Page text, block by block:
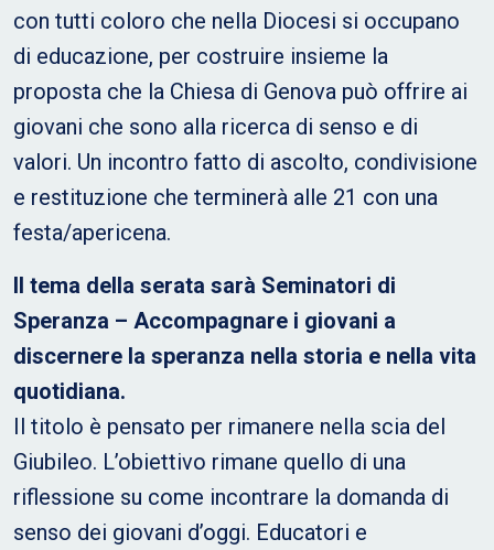
con tutti coloro che nella Diocesi si occupano
di educazione, per costruire insieme la
proposta che la Chiesa di Genova può offrire ai
giovani che sono alla ricerca di senso e di
valori. Un incontro fatto di ascolto, condivisione
e restituzione che terminerà alle 21 con una
festa/apericena.
Il tema della serata sarà Seminatori di
Speranza – Accompagnare i giovani a
discernere la speranza nella storia e nella vita
quotidiana.
Il titolo è pensato per rimanere nella scia del
Giubileo. L’obiettivo rimane quello di una
riflessione su come incontrare la domanda di
senso dei giovani d’oggi. Educatori e